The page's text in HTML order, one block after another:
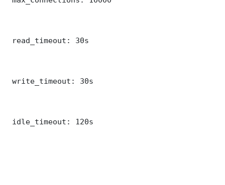
read_timeout: 30s
write_timeout: 30s
idle_timeout: 120s